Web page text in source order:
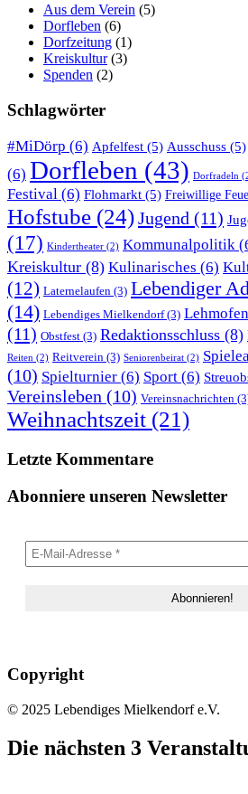
Aus dem Verein (5)
Dorfleben (6)
Dorfzeitung (1)
Kreiskultur(3)
Spenden (2)
Schlagwörter
#MiDörp (6) Apfelfest (5) Ausschuss (5)
(6) Dorfleben (43) Dorfradeln
Festival (6) Flohmarkt (5) Freiwillige
Hofstube (24)Jugend (11)
(17) Kindertheater (2) Kommunalpolitik
Kreiskultur (8) Kulinarisches (6)
(12) Laternelaufen (3) Lebendiger
(14) Lebendiges Mielkendorf(3) Lehmofen
(11) Obstfest (3) Redaktionsschluss (8)
Reiten (2) Reitverein (3) Seniorenbeirat (2)
(10) Spielturnier (6) Sport (6)
Vereinsleben (10) Vereinsnachrichten
Weihnachtszeit (21)
Letzte Kommentare
Abonniere unseren Newsletter
Copyright
© 2025 Lebendiges Mielkendorf e.V.
Die nächsten 3